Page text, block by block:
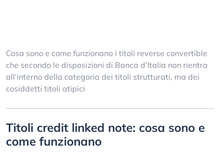
Cosa sono e come funzionano i titoli reverse convertible
che secondo le disposizioni di Banca d’Italia non rientra
all’interno della categoria dei titoli strutturati, ma dei
cosiddetti titoli atipici
Titoli credit linked note: cosa sono e
come funzionano